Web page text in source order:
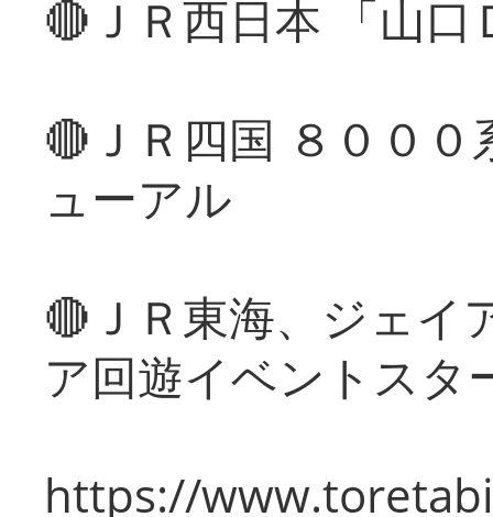
🔴ＪＲ西日本 「山
🔴ＪＲ四国 ８００
ューアル
🔴ＪＲ東海、ジェイ
ア回遊イベントスタ
https://